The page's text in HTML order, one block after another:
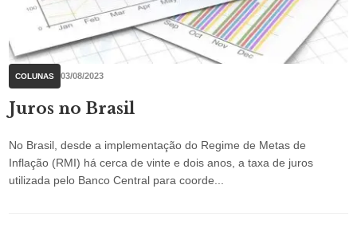
COLUNAS 03/08/2023
Juros no Brasil
No Brasil, desde a implementação do Regime de Metas de
Inflação (RMI) há cerca de vinte e dois anos, a taxa de juros
utilizada pelo Banco Central para coorde...